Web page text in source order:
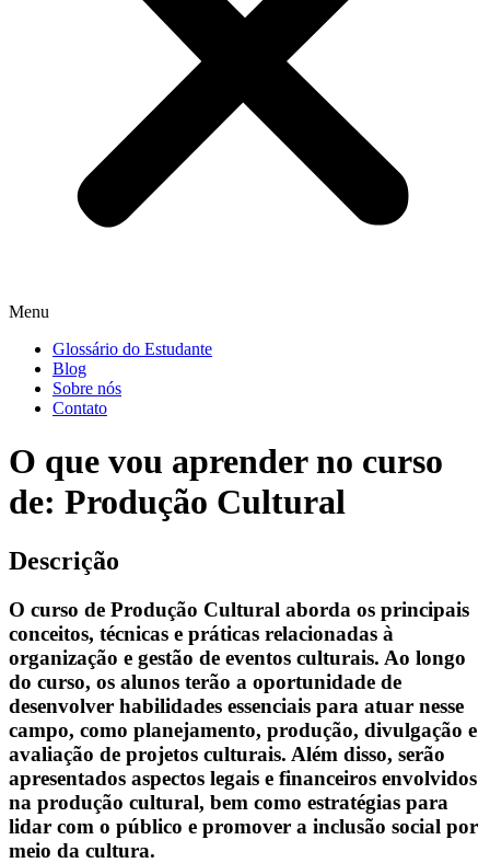
Menu
Glossário do Estudante
Blog
Sobre nós
Contato
O que vou aprender no curso
de: Produção Cultural
Descrição
O curso de Produção Cultural aborda os principais
conceitos, técnicas e práticas relacionadas à
organização e gestão de eventos culturais. Ao longo
do curso, os alunos terão a oportunidade de
desenvolver habilidades essenciais para atuar nesse
campo, como planejamento, produção, divulgação e
avaliação de projetos culturais. Além disso, serão
apresentados aspectos legais e financeiros envolvidos
na produção cultural, bem como estratégias para
lidar com o público e promover a inclusão social por
meio da cultura.